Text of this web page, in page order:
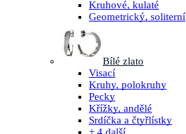
Kruhové, kulaté
Geometrický, soliterní
Bílé zlato
Visací
Kruhy, polokruhy
Pecky
Křížky, andělé
Srdíčka a čtyřlístky